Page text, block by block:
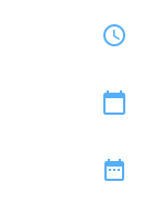
query_builder
calendar_today
date_range